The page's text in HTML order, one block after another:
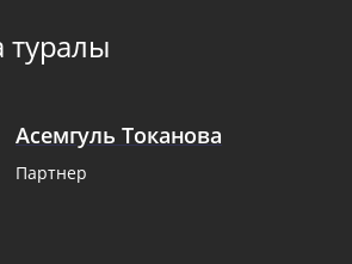
Асемгуль Токанова
Партнер